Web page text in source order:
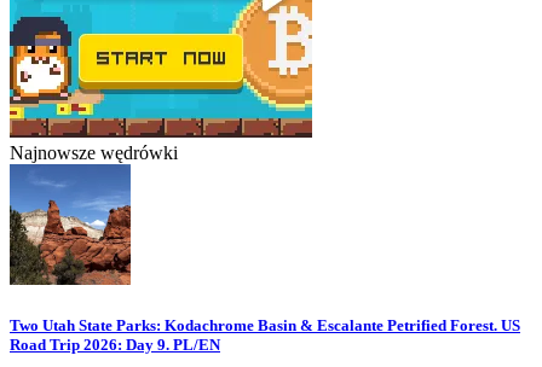
Najnowsze wędrówki
Two Utah State Parks: Kodachrome Basin & Escalante Petrified Forest. US
Road Trip 2026: Day 9. PL/EN